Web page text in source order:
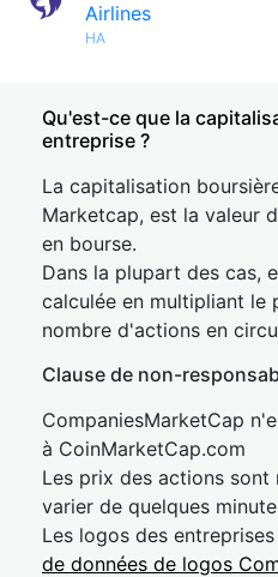
Airlines
HA
Qu'est-ce que la
entreprise ?
La capitalisation
Marketcap, est la valeur
en bourse.
Dans la plupart des cas,
calculée en multipliant le
nombre d'actions en
Clause de non-
CompaniesMarketCap
à CoinMarketCap.com
Les prix des actions
varier de quelques
Les logos des
de données de logos